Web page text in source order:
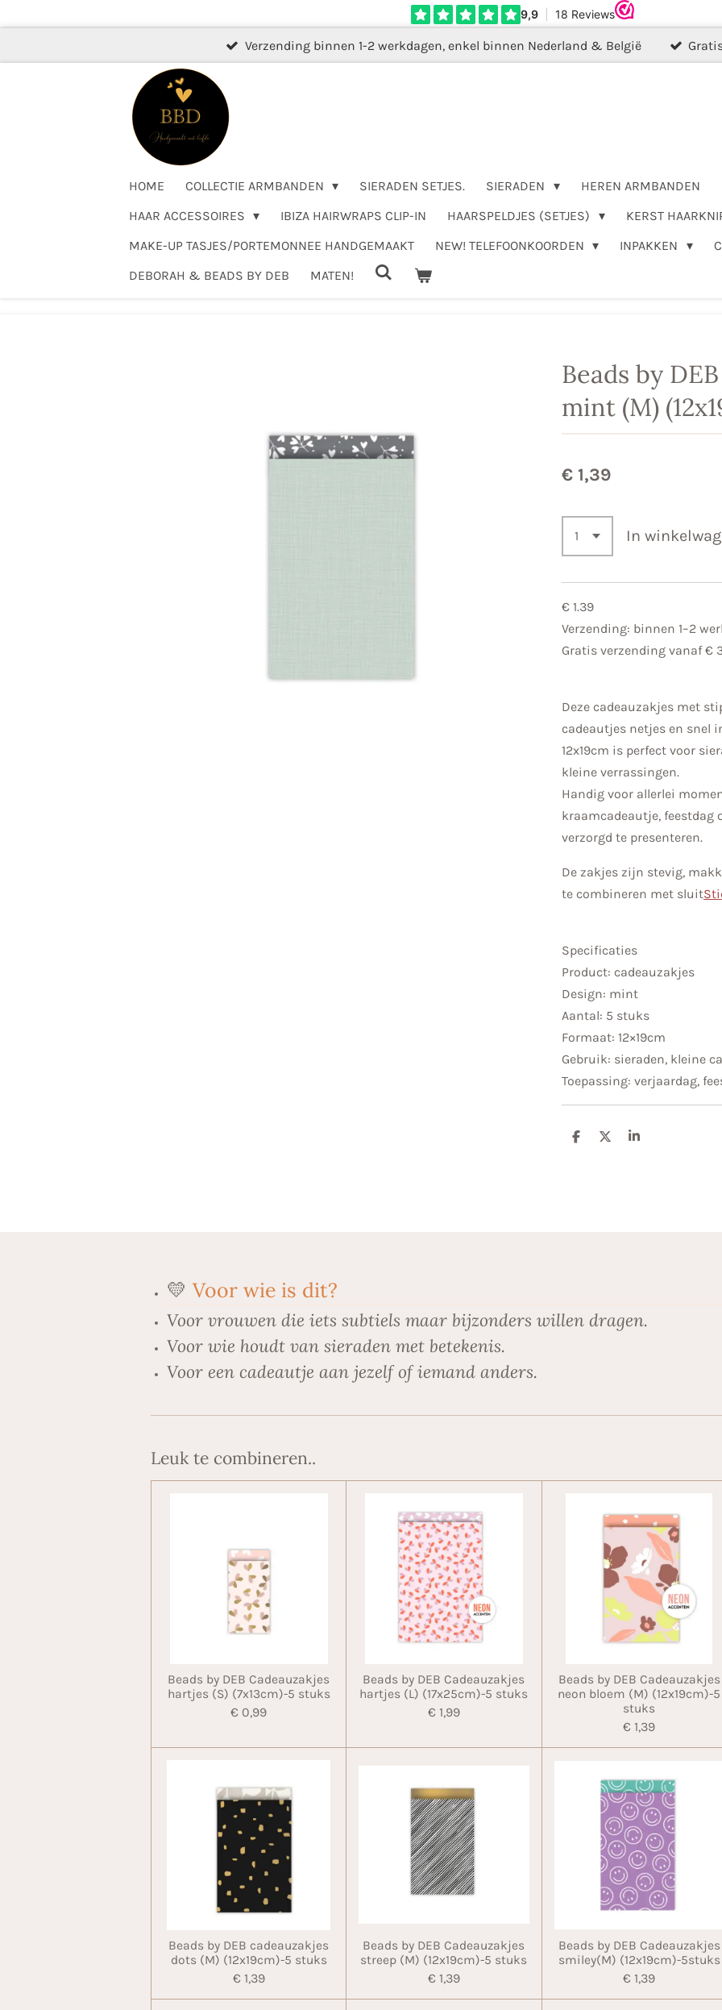
naar
Verzending binnen 1-2 werkdagen, enkel binnen Nederland & België
HOME COLLECTIE ARMBANDEN SIERADEN SETJES. SIERADEN HEREN ARMBANDEN
HAAR ACCESSOIRES
IBIZA HAIRWRAPS CLIP-IN HAARSPELDJES (SETJES)
KERST
MAKE-UP TASJES/PORTEMONNEE HANDGEMAAKT
NEW! TELEFOONKOORDEN INPAKKEN
DEBORAH & BEADS BY DEB
MATEN!
Beads by
mint (M)
€ 1,39
In
€ 1.39
Verzending: binnen 1–2
Gratis verzending vanaf €
Deze cadeauzakjes met
cadeautjes netjes en snel
12x19cm is perfect voor
kleine verrassingen.
Handig voor allerlei
kraamcadeautje, feestdag
verzorgd te presenteren.
De zakjes zijn stevig,
te combineren met sluit
Specificaties
Product: cadeauzakjes
Design: mint
Aantal: 5 stuks
Formaat: 12×19cm
Gebruik: sieraden, kleine
Toepassing: verjaardag,
D
D
S
💛 Voor wie is dit?
Voor vrouwen die iets subtiels maar bijzonders willen dragen.
Voor wie houdt van sieraden met betekenis.
Voor een cadeautje aan jezelf of iemand anders.
Leuk te combineren..
Beads by DEB Cadeauzakjes
hartjes (S) (7x13cm)-5 stuks
€ 0,99
Beads by DEB Cadeauzakjes
hartjes (L) (17x25cm)-5 stuks
€ 1,99
Beads by DEB Cadeauzakjes
neon bloem (M) (12x19cm)-5
stuks
€ 1,39
Beads by DEB cadeauzakjes
dots (M) (12x19cm)-5 stuks
€ 1,39
Beads by DEB Cadeauzakjes
streep (M) (12x19cm)-5 stuks
€ 1,39
Beads by DEB Cadeauzakjes
smiley(M) (12x19cm)-5stuks
€ 1,39